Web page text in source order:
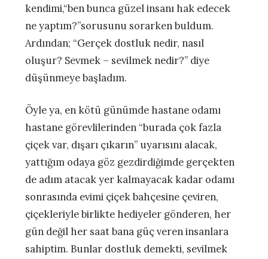
kendimi,“ben bunca güzel insanı hak edecek
ne yaptım?”sorusunu sorarken buldum.
Ardından; “Gerçek dostluk nedir, nasıl
oluşur? Sevmek – sevilmek nedir?” diye
düşünmeye başladım.
Öyle ya, en kötü günümde hastane odamı
hastane görevlilerinden “burada çok fazla
çiçek var, dışarı çıkarın” uyarısını alacak,
yattığım odaya göz gezdirdiğimde gerçekten
de adım atacak yer kalmayacak kadar odamı
sonrasında evimi çiçek bahçesine çeviren,
çiçekleriyle birlikte hediyeler gönderen, her
gün değil her saat bana güç veren insanlara
sahiptim. Bunlar dostluk demekti, sevilmek